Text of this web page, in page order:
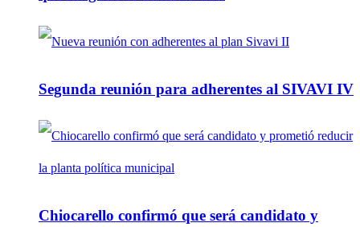
Segunda reunión para adherentes al SIVAVI IV
Chiocarello confirmó que será candidato y